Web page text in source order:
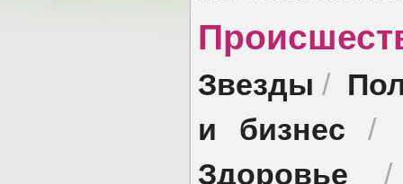
Звезды /
и бизнес /
Здоровье